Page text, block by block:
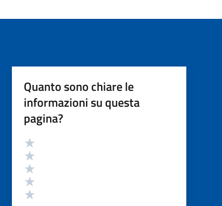
Quanto sono chiare le
informazioni su questa
pagina?
Valutazione